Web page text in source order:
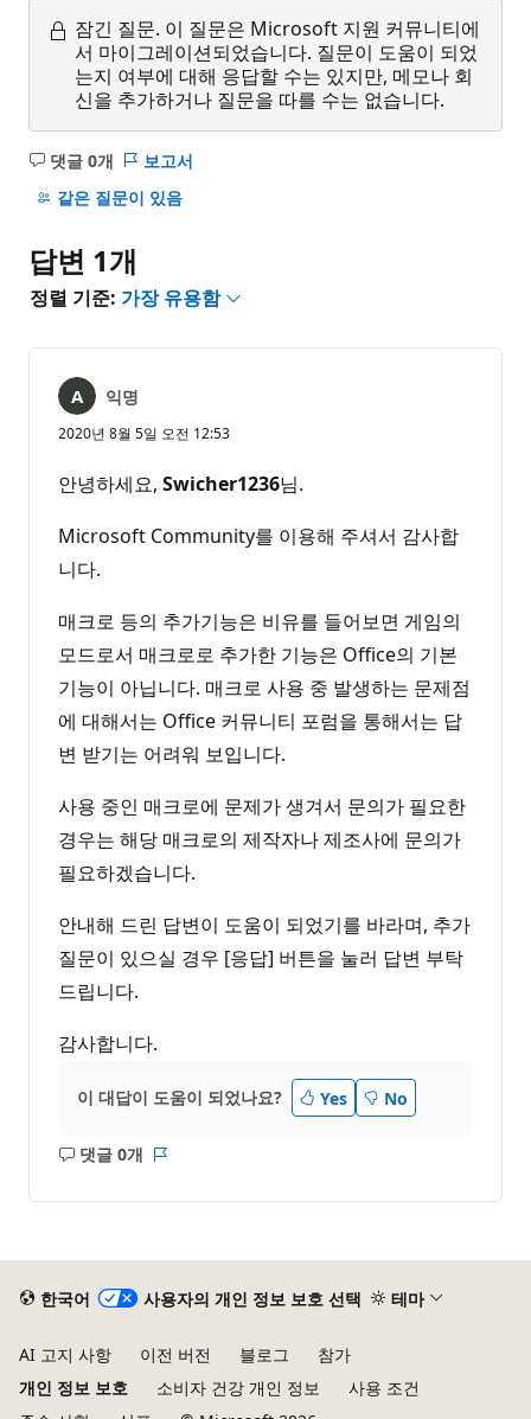
잠긴 질문. 이 질문은 Microsoft 지원 커뮤니티에
서 마이그레이션되었습니다. 질문이 도움이 되었
는지 여부에 대해 응답할 수는 있지만, 메모나 회
신을 추가하거나 질문을 따를 수는 없습니다.
댓글 0개
설
명
음
보고서
같은 질문이 있음
답변 1개
정렬 기준: 가장 유용함
익명
2020년 8월 5일 오전 12:53
안녕하세요, Swicher1236님.
Microsoft Community를 이용해 주셔서 감사합
니다.
매크로 등의 추가기능은 비유를 들어보면 게임의
모드로서 매크로로 추가한 기능은 Office의 기본
기능이 아닙니다. 매크로 사용 중 발생하는 문제점
에 대해서는 Office 커뮤니티 포럼을 통해서는 답
변 받기는 어려워 보입니다.
사용 중인 매크로에 문제가 생겨서 문의가 필요한
경우는 해당 매크로의 제작자나 제조사에 문의가
필요하겠습니다.
안내해 드린 답변이 도움이 되었기를 바라며, 추가
질문이 있으실 경우 [응답] 버튼을 눌러 답변 부탁
드립니다.
감사합니다.
이 대답이 도움이 되었나요? Yes No
댓글 0개
설
보
한국어 사용자의 개인 정보 보호 선택 테마
AI 고지 사항 이전 버전 블로그
참가
개인 정보 보호
소비자 건강 개인 정보
사용 조건